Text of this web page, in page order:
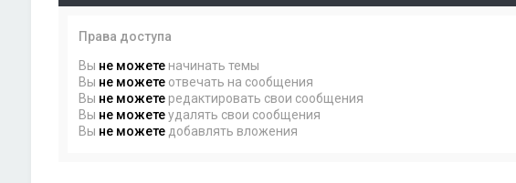
Права доступа
Вы не можетеначинать темы
Вы не можетеотвечать на сообщения
Вы не можетередактировать свои сообщения
Вы не можетеудалять свои сообщения
Вы не можетедобавлять вложения